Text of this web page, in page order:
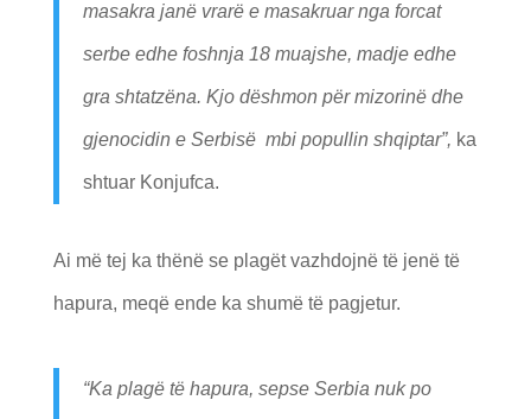
masakra janë vrarë e masakruar nga forcat
serbe edhe foshnja 18 muajshe, madje edhe
gra shtatzëna. Kjo dëshmon për mizorinë dhe
gjenocidin e Serbisë mbi popullin shqiptar”, ka
shtuar Konjufca.
Ai më tej ka thënë se plagët vazhdojnë të jenë të
hapura, meqë ende ka shumë të pagjetur.
“Ka plagë të hapura, sepse Serbia nuk po